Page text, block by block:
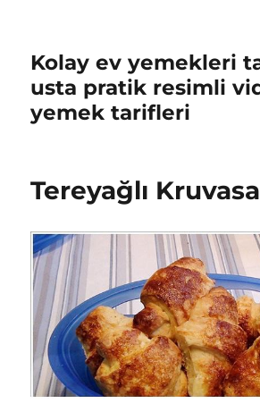
Kolay ev yemekleri
usta pratik resimli
yemek tarifleri
Tereyağlı